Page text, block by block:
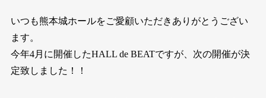
いつも熊本城ホールをご愛顧いただきありがとうござい
ます。
今年4月に開催したHALL de BEATですが、次の開催が決
定致しました！！